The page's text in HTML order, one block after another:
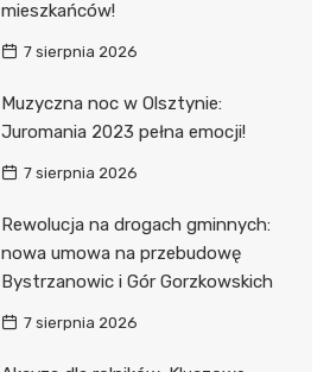
mieszkańców!
7 sierpnia 2026
Muzyczna noc w Olsztynie:
Juromania 2023 pełna emocji!
7 sierpnia 2026
Rewolucja na drogach gminnych:
nowa umowa na przebudowę
Bystrzanowic i Gór Gorzkowskich
7 sierpnia 2026